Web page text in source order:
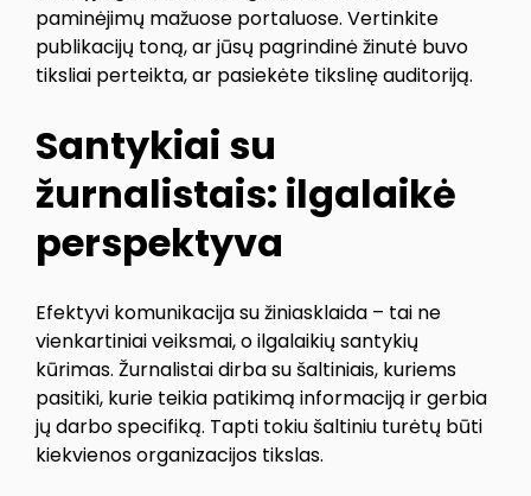
paminėjimų mažuose portaluose. Vertinkite
publikacijų toną, ar jūsų pagrindinė žinutė buvo
tiksliai perteikta, ar pasiekėte tikslinę auditoriją.
Santykiai su
žurnalistais: ilgalaikė
perspektyva
Efektyvi komunikacija su žiniasklaida – tai ne
vienkartiniai veiksmai, o ilgalaikių santykių
kūrimas. Žurnalistai dirba su šaltiniais, kuriems
pasitiki, kurie teikia patikimą informaciją ir gerbia
jų darbo specifiką. Tapti tokiu šaltiniu turėtų būti
kiekvienos organizacijos tikslas.